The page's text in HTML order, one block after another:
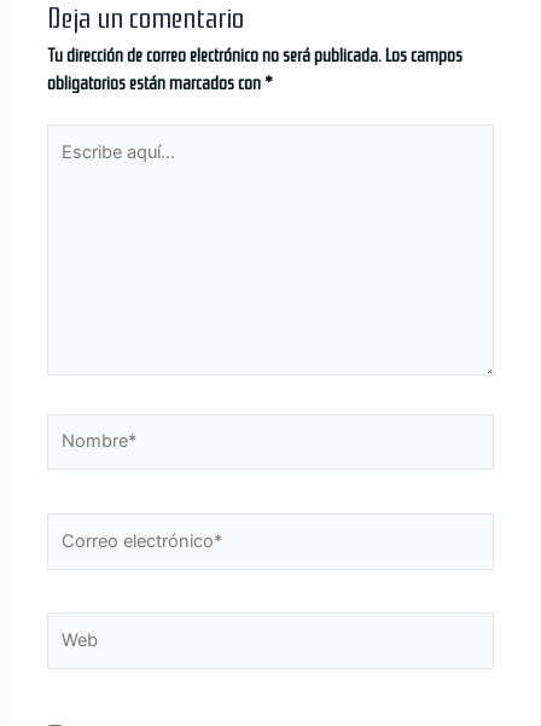
Deja un comentario
Tu dirección de correo electrónico no será publicada. Los campos
obligatorios están marcados con *